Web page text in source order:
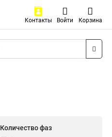
Контакты Войти Корзина
Количество фаз